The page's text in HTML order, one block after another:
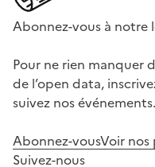
Abonnez-vous à
Pour ne rien manquer
de l’open data,
suivez nos événements.
Abonnez-vousVoir nos
Suivez-nous